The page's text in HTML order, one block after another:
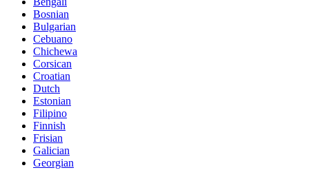
Bosnian
Bulgarian
Cebuano
Chichewa
Corsican
Croatian
Dutch
Estonian
Filipino
Finnish
Frisian
Galician
Georgian